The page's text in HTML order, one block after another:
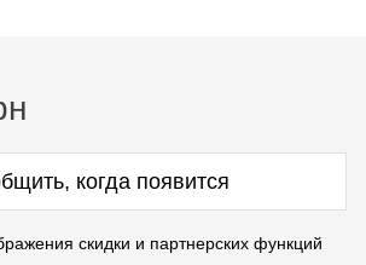
когда появится
скидки и партнерских функций